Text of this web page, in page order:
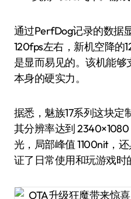
通过PerfDog记录的数据
120fps左右，新机空降的
是显而易见的。该机能够
本身的硬实力。
据悉，魅族17系列这块定
其分辨率达到
光，局部峰值 1100nit，
证了日常使用和玩游戏时